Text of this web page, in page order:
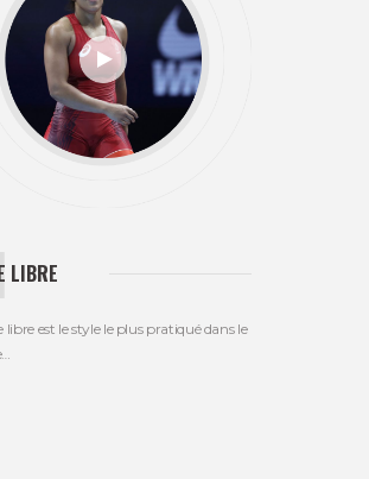
LIBRE
libre est le style le plus pratiqué dans le